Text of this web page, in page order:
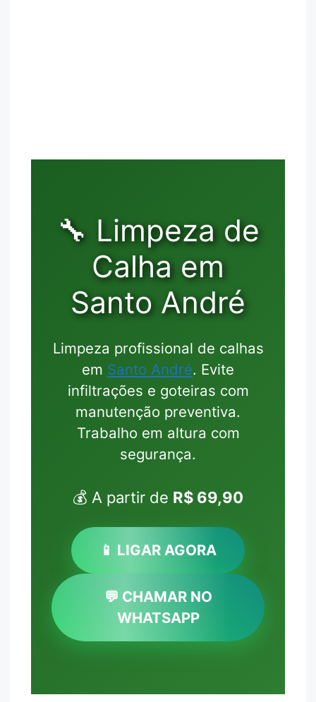
🔧 Limpeza de
Calha em
Santo André
Limpeza profissional de calhas
em Santo André. Evite
infiltrações e goteiras com
manutenção preventiva.
Trabalho em altura com
segurança.
💰 A partir de R$ 69,90
📱 LIGAR AGORA
💬 CHAMAR NO
WHATSAPP